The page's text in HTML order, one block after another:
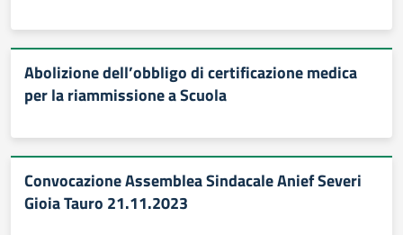
Abolizione dell’obbligo di certificazione medica
per la riammissione a Scuola
Convocazione Assemblea Sindacale Anief Severi
Gioia Tauro 21.11.2023